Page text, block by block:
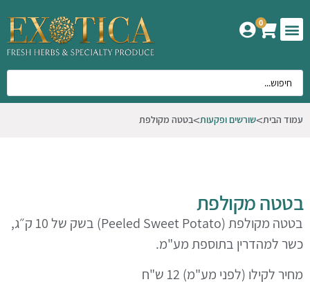
0
עמוד הבית שורשים ופקעות בטטה מקולפת
בטטה מקולפת
בטטה מקולפת (Peeled Sweet Potato) בשק של 10 ק״ג,
כשר למהדרין בתוספת מע"מ.
מחיר לקילו (לפני מע"מ) 12 ש"ח